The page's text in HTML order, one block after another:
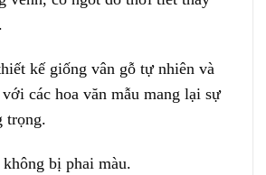
kế giống vân gỗ tự nhiên và
các hoa văn mẫu mang lại sự
trọng.
bị phai màu.